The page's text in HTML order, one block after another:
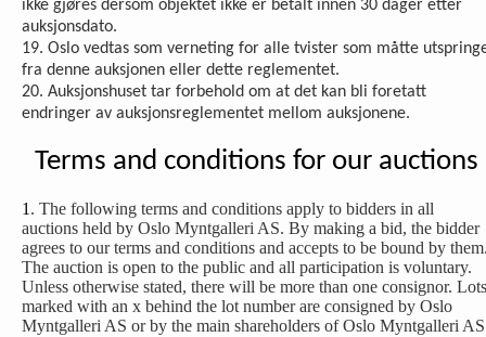
ikke gjøres dersom objektet ikke er betalt innen 30 dager etter
auksjonsdato.
19. Oslo vedtas som verneting for alle tvister som måtte
fra denne auksjonen eller dette reglementet.
20. Auksjonshuset tar forbehold om at det kan bli foretatt
endringer av auksjonsreglementet mellom auksjonene.
Terms and conditions for our auctions
1 . The following terms and conditions apply to bidders in all
auctions held by Oslo Myntgalleri AS. By making a bid, the bidder
agrees to our terms and conditions and accepts to be bound by
The auction is open to the public and all participation is voluntary.
Unless otherwise stated, there will be more than one consignor. Lots
marked with an x behind the lot number are consigned by Oslo
Myntgalleri AS or by the main shareholders of Oslo Myntgalleri